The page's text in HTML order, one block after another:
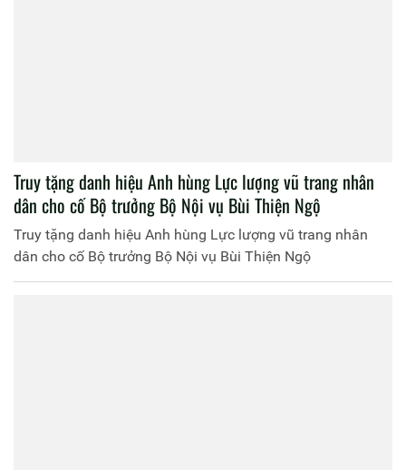
Truy tặng danh hiệu Anh hùng Lực lượng vũ trang nhân
dân cho cố Bộ trưởng Bộ Nội vụ Bùi Thiện Ngộ
Truy tặng danh hiệu Anh hùng Lực lượng vũ trang nhân
dân cho cố Bộ trưởng Bộ Nội vụ Bùi Thiện Ngộ